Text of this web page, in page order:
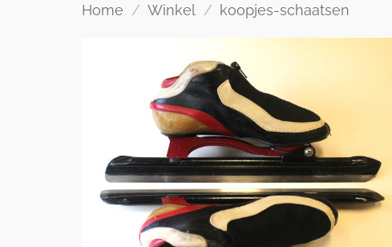
Home / Winkel / koopjes-schaatsen